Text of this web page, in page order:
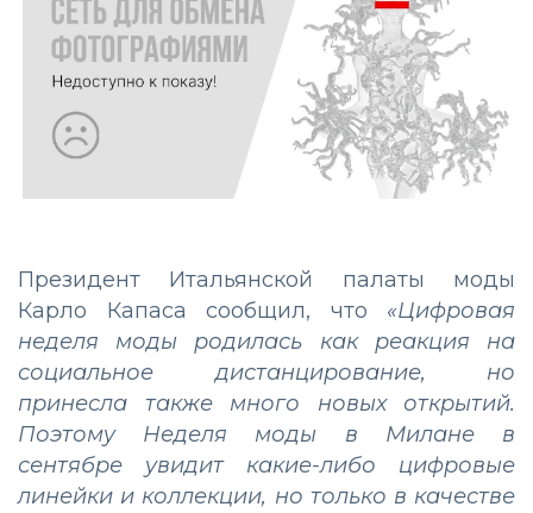
Президент Итальянской палаты моды
Карло Капаса сообщил, что «Цифровая
неделя моды родилась как реакция на
социальное дистанцирование, но
принесла также много новых открытий.
Поэтому Неделя моды в Милане в
сентябре увидит какие-либо цифровые
линейки и коллекции, но только в качестве